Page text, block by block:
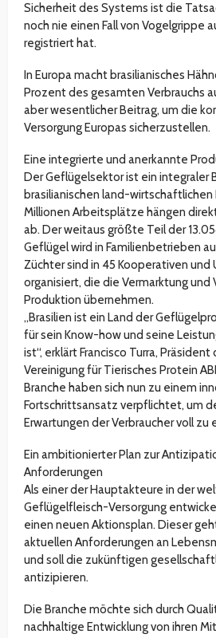
Sicherheit des Systems ist die
noch nie einen Fall von Vogelgrippe
registriert hat.
In Europa macht brasilianisches
Prozent des gesamten Verbrauchs
aber wesentlicher Beitrag, um die
Versorgung Europas sicherzustellen.
Eine integrierte und anerkannte
Der Geflügelsektor ist ein integraler
brasilianischen land-wirtschaftlichen
Millionen Arbeitsplätze hängen
ab. Der weitaus größte Teil der
Geflügel wird in Familienbetrieben
Züchter sind in 45 Kooperativen und
organisiert, die die Vermarktung und
Produktion übernehmen.
„Brasilien ist ein Land der
für sein Know-how und seine
ist“, erklärt Francisco Turra,
Vereinigung für Tierisches Protein
Branche haben sich nun zu einem
Fortschrittsansatz verpflichtet, um
Erwartungen der Verbraucher voll zu
Ein ambitionierter Plan zur
Anforderungen
Als einer der Hauptakteure in der
Geflügelfleisch-Versorgung
einen neuen Aktionsplan. Dieser
aktuellen Anforderungen an
und soll die zukünftigen
antizipieren.
Die Branche möchte sich durch
nachhaltige Entwicklung von ihren